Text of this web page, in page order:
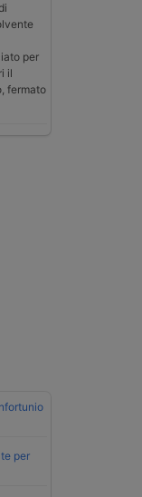
per
il
fermato
per